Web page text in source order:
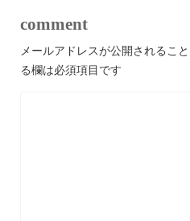
comment
メールアドレスが公開されること
る欄は必須項目です